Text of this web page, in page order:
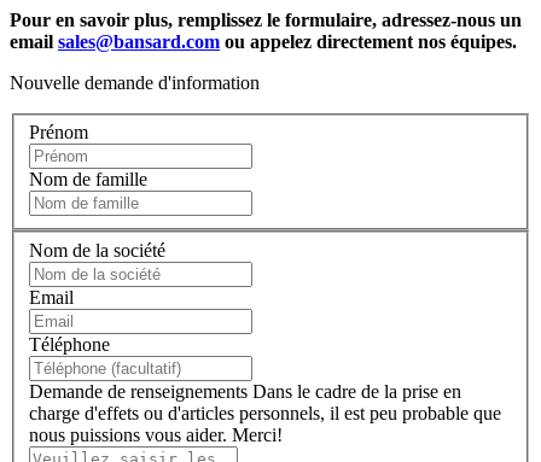
Pour en savoir plus, remplissez le formulaire, adressez-nous un
email sales@bansard.com ou appelez directement nos équipes.
Nouvelle demande d'information
Prénom
Nom de famille
Nom de la société
Email
Téléphone
Demande de renseignements Dans le cadre de la prise en
charge d'effets ou d'articles personnels, il est peu probable que
nous puissions vous aider. Merci!